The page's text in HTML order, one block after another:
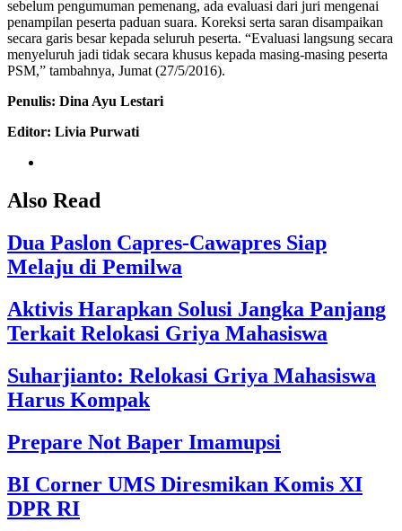
sebelum pengumuman pemenang, ada evaluasi dari juri mengenai
penampilan peserta paduan suara. Koreksi serta saran disampaikan
secara garis besar kepada seluruh peserta. “Evaluasi langsung secara
menyeluruh jadi tidak secara khusus kepada masing-masing peserta
PSM,” tambahnya, Jumat (27/5/2016).
Penulis: Dina Ayu Lestari
Editor: Livia Purwati
Also Read
Dua Paslon Capres-Cawapres Siap
Melaju di Pemilwa
Aktivis Harapkan Solusi Jangka Panjang
Terkait Relokasi Griya Mahasiswa
Suharjianto: Relokasi Griya Mahasiswa
Harus Kompak
Prepare Not Baper Imamupsi
BI Corner UMS Diresmikan Komis XI
DPR RI